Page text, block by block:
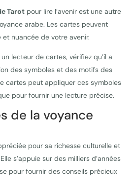
Tarot pour lire l’avenir est une autre
arabe. Les cartes peuvent
nuancée de votre avenir.
lecteur de cartes, vérifiez qu’il a
des symboles et des motifs des
cartes peut appliquer ces symboles
pour fournir une lecture précise.
de la voyance
pour sa richesse culturelle et
s’appuie sur des milliers d’années
pour fournir des conseils précieux